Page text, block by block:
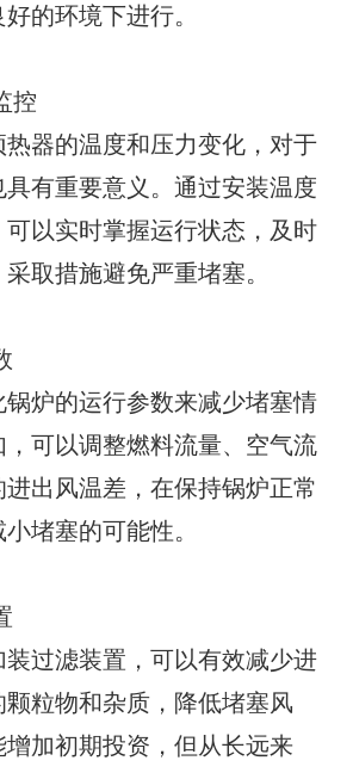
的环境下进行。
控
器的温度和压力变化，对于
有重要意义。通过安装温度
以实时掌握运行状态，及时
取措施避免严重堵塞。
炉的运行参数来减少堵塞情
可以调整燃料流量、空气流
出风温差，在保持锅炉正常
堵塞的可能性。
过滤装置，可以有效减少进
颗粒物和杂质，降低堵塞风
增加初期投资，但从长远来